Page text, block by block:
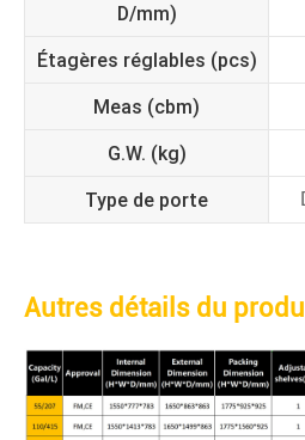
D/mm)
Étagères réglables (pcs)
Meas (cbm)
G.W. (kg)
Type de porte
Autres détails du